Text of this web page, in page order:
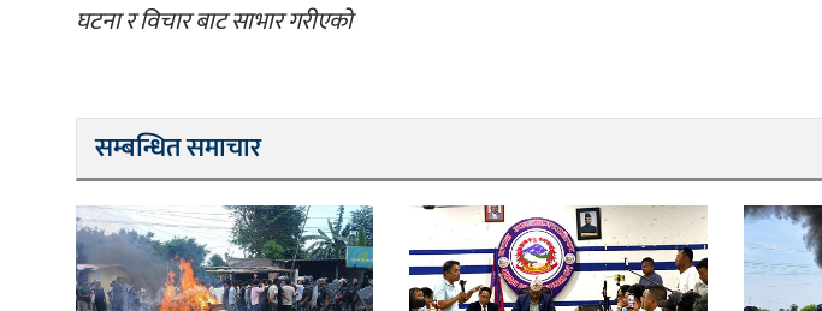
घटना र विचार बाट साभार गरीएको
सम्बन्धित समाचार